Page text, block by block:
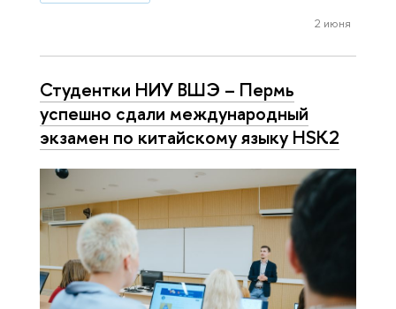
2 июня
Студентки НИУ ВШЭ – Пермь
успешно сдали международный
экзамен по китайскому языку HSK2